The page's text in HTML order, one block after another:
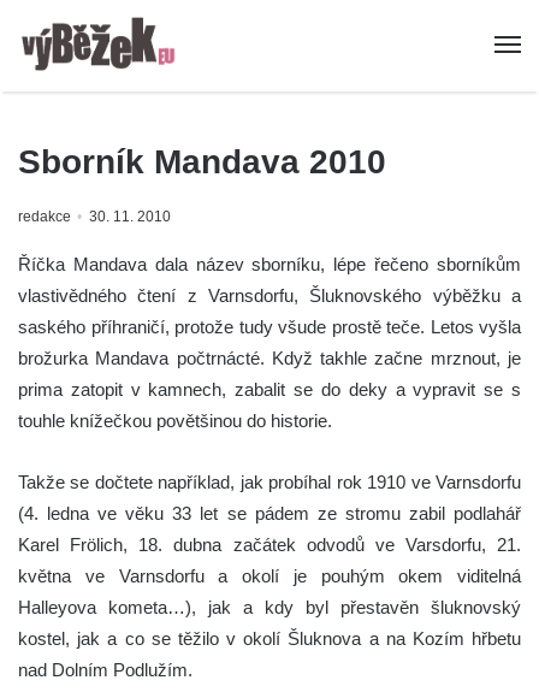
Sborník Mandava 2010
redakce 30. 11. 2010
Říčka Mandava dala název sborníku, lépe řečeno sborníkům
vlastivědného čtení z Varnsdorfu, Šluknovského výběžku a
saského příhraničí, protože tudy všude prostě teče. Letos vyšla
brožurka Mandava počtrnácté. Když takhle začne mrznout, je
prima zatopit v kamnech, zabalit se do deky a vypravit se s
touhle knížečkou povětšinou do historie.
Takže se dočtete například, jak probíhal rok 1910 ve Varnsdorfu
(4. ledna ve věku 33 let se pádem ze stromu zabil podlahář
Karel Frölich, 18. dubna začátek odvodů ve Varsdorfu, 21.
května ve Varnsdorfu a okolí je pouhým okem viditelná
Halleyova kometa…), jak a kdy byl přestavěn šluknovský
kostel, jak a co se těžilo v okolí Šluknova a na Kozím hřbetu
nad Dolním Podlužím.